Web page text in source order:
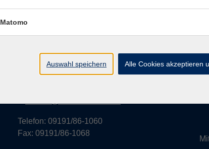
Hornschuchallee 20
Telefon: 09191/86-1060
Fax: 09191/86-1068
Matomo
Auswahl speichern Alle Cookies akzeptieren